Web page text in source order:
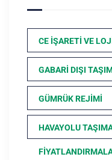
CE İŞARETI VE
GABARI DIŞI
GÜMRÜK REJIMI
HAVAYOLU